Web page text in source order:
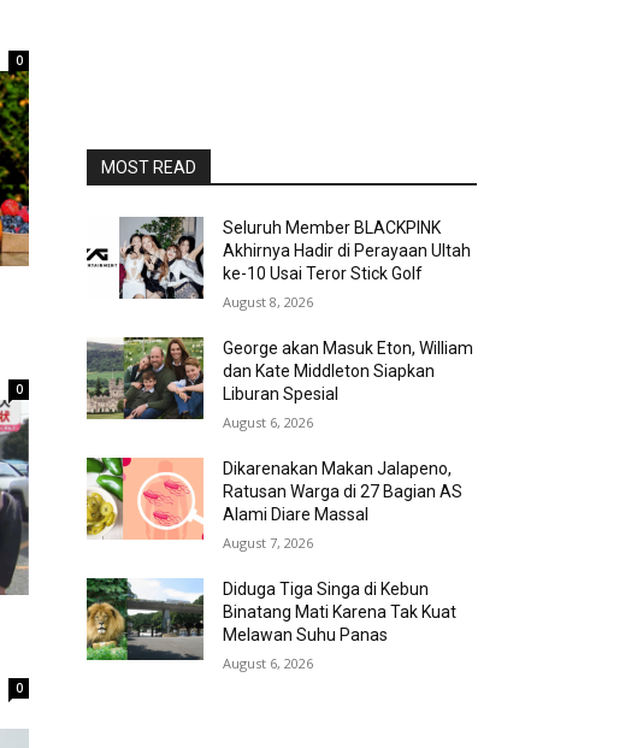
0
0
0
MOST READ
Seluruh Member BLACKPINK
Akhirnya Hadir di Perayaan Ultah
ke-10 Usai Teror Stick Golf
August 8, 2026
George akan Masuk Eton, William
dan Kate Middleton Siapkan
Liburan Spesial
August 6, 2026
Dikarenakan Makan Jalapeno,
Ratusan Warga di 27 Bagian AS
Alami Diare Massal
August 7, 2026
Diduga Tiga Singa di Kebun
Binatang Mati Karena Tak Kuat
Melawan Suhu Panas
August 6, 2026